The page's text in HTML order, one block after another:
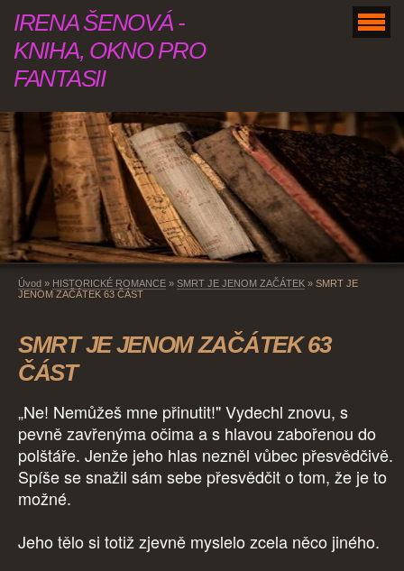
IRENA ŠENOVÁ -
KNIHA, OKNO PRO
FANTASII
Úvod » HISTORICKÉ ROMANCE » SMRT JE JENOM ZAČÁTEK » SMRT JE
JENOM ZAČÁTEK 63 ČÁST
SMRT JE JENOM ZAČÁTEK 63
ČÁST
„Ne! Nemůžeš mne přinutit!" Vydechl znovu, s
pevně zavřenýma očima a s hlavou zabořenou do
polštáře. Jenže jeho hlas nezněl vůbec přesvědčivě.
Spíše se snažil sám sebe přesvědčit o tom, že je to
možné.
Jeho tělo si totiž zjevně myslelo zcela něco jiného.